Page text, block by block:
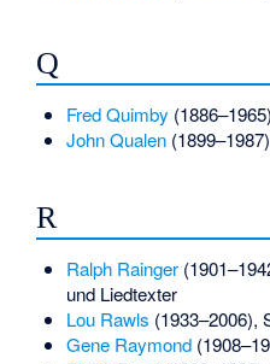
Q
Fred Quimby
John Qualen
R
Ralph Rainger
und Liedtexter
Lou Rawls (1933–2006),
Gene Raymond